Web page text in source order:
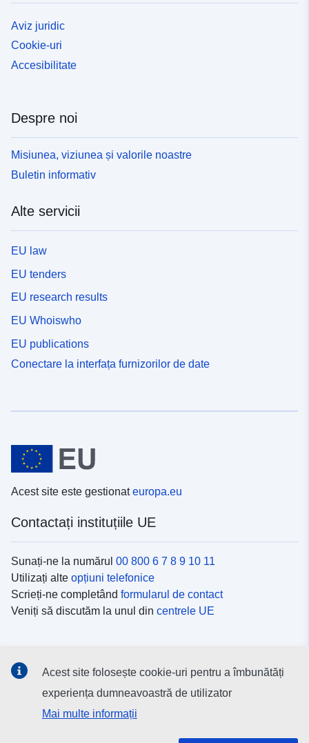
Aviz juridic
Cookie-uri
Accesibilitate
Despre noi
Misiunea, viziunea și valorile noastre
Buletin informativ
Alte servicii
EU law
EU tenders
EU research results
EU Whoiswho
EU publications
Conectare la interfața furnizorilor de date
Acest site este gestionateuropa.eu
Contactați instituțiile UE
Sunați-ne la numărul 00 800 6 7 8 9 10 11
Utilizați alte opțiuni telefonice
Scrieți-ne completând formularul de contact
Veniți să discutăm la unul din centrele UE
Descoperiți canalele UEpe rețelele sociale
Acest site folosește cookie-uri pentru a îmbunătăți
experiența dumneavoastră de utilizator
Mai multe informații